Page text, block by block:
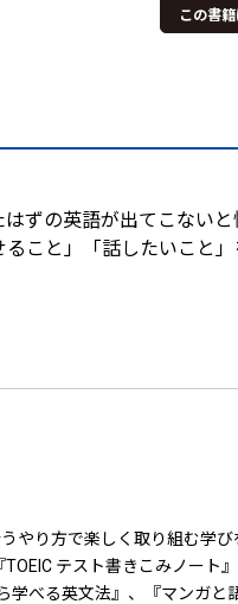
この書
ずの英語が出てこない
こと」「話したいこと
やり方で楽しく取り組む学
テスト書きこみノート
べる英文法』、『マンガと